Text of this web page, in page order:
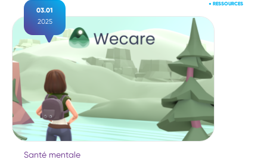
03.01
2025
● RESSOURCES
Santé mentale